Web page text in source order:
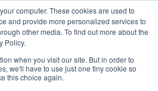
computer. These cookies are used to
and provide more personalized services to
other media. To find out more about the
Policy.
when you visit our site. But in order to
we'll have to use just one tiny cookie so
this choice again.
Open